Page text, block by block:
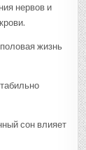
нервов и
жизнь
сон влияет